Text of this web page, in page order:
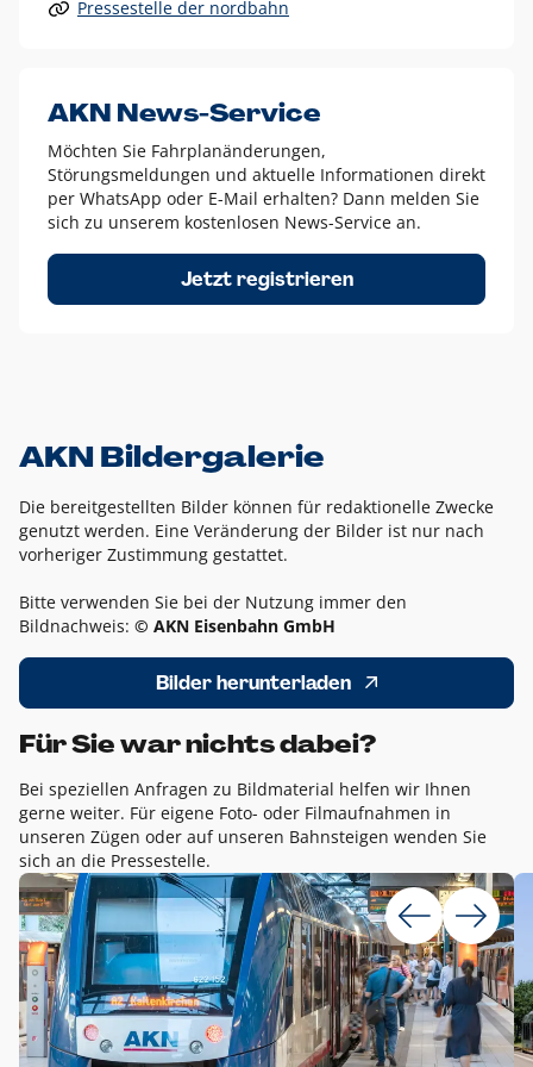
Alle anderen Logo-Varianten dürfen nur in Ausnahmefällen
Diese Ausnahmen sind zum Beispiel:
dem AKN Blau,
weißes Logo auf Fotohintergründen,
schwarzes Logo für reine Schwarz-Weiß-Umsetzungen
Um das Logo herum muss ein Schutzraum von jeweils einer
Höhe bzw. Breite des N aus AKN in alle Richtungen
Pressestelle der nordbahn
AKN News-Service
Möchten Sie Fahrplanänderungen,
Störungsmeldungen und aktuelle Informationen direkt
per WhatsApp oder E-Mail erhalten? Dann melden Sie
sich zu unserem kostenlosen News-Service an.
Jetzt registrieren
AKN Bildergalerie
Die bereitgestellten Bilder können für redaktionelle Zwecke
genutzt werden. Eine Veränderung der Bilder ist nur nach
vorheriger Zustimmung gestattet.
Bitte verwenden Sie bei der Nutzung immer den
Bildnachweis: © AKN Eisenbahn GmbH
Bilder herunterladen
Für Sie war nichts dabei?
Bei speziellen Anfragen zu Bildmaterial helfen wir Ihnen
gerne weiter. Für eigene Foto- oder Filmaufnahmen in
unseren Zügen oder auf unseren Bahnsteigen wenden Sie
sich an die Pressestelle.